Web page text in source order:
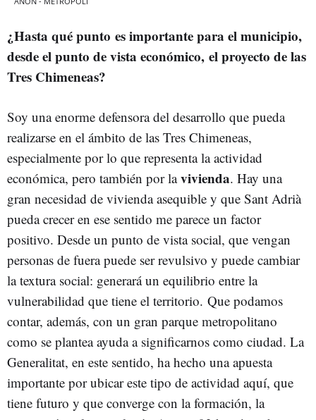
¿Hasta qué punto es importante para el municipio,
desde el punto de vista económico, el proyecto de las
Tres Chimeneas?
Soy una enorme defensora del desarrollo que pueda
realizarse en el ámbito de las Tres Chimeneas,
especialmente por lo que representa la actividad
económica, pero también por lavivienda. Hay una
gran necesidad de vivienda asequible y que Sant Adrià
pueda crecer en ese sentido me parece un factor
positivo. Desde un punto de vista social, que vengan
personas de fuera puede ser revulsivo y puede cambiar
la textura social: generará un equilibrio entre la
vulnerabilidad que tiene el territorio. Que podamos
contar, además, con un gran parque metropolitano
como se plantea ayuda a significarnos como ciudad. La
Generalitat, en este sentido, ha hecho una apuesta
importante por ubicar este tipo de actividad aquí, que
tiene futuro y que converge con la formación, la